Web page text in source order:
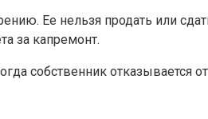
Ее нельзя продать или
за капремонт.
собственник